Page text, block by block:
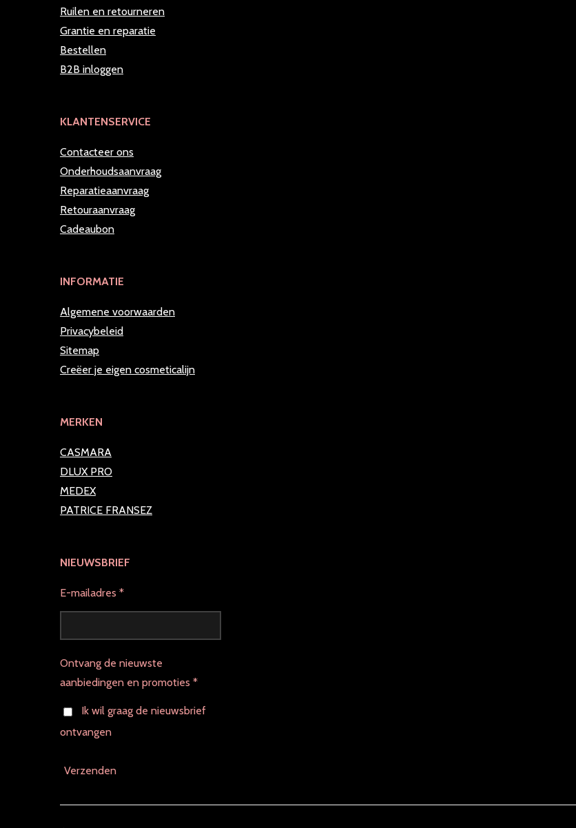
Ruilen en retourneren
Grantie en reparatie
Bestellen
B2B inloggen
KLANTENSERVICE
Contacteer ons
Onderhoudsaanvraag
Reparatieaanvraag
Retouraanvraag
Cadeaubon
INFORMATIE
Algemene voorwaarden
Privacybeleid
Sitemap
Creëer je eigen cosmeticalijn
MERKEN
CASMARA
DLUX PRO
MEDEX
PATRICE FRANSEZ
NIEUWSBRIEF
E-mailadres *
Ontvang de nieuwste
aanbiedingen en promoties *
Ik wil graag de nieuwsbrief
ontvangen
Verzenden